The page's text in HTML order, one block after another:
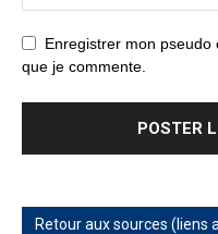
Enregistrer mon
que je commente.
Retour aux sources (liens